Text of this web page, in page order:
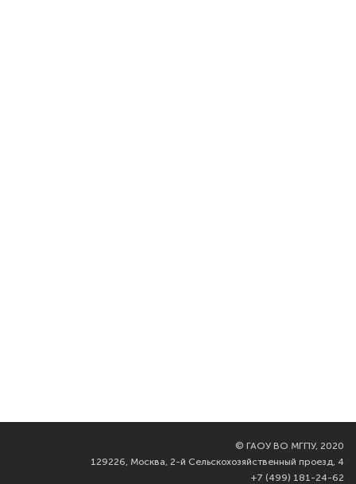
© ГАОУ ВО МГПУ, 2020
129226, Москва, 2-й Сельскохозяйственный проезд, 4
+7 (499) 181-24-62